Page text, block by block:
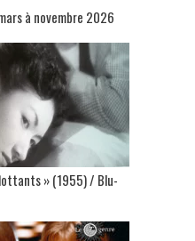
à novembre 2026
» (1955) / Blu-